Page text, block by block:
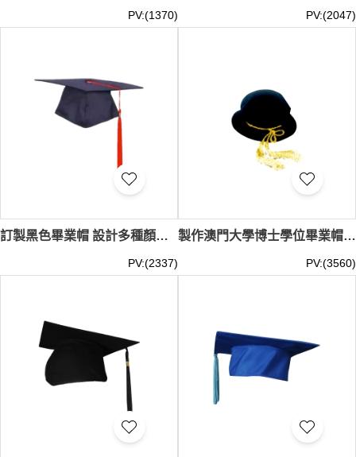
PV:(1370) PV:(2047)
訂製黑色畢業帽 設計多種顏色流蘇 畢業帽製衣廠 十八鄉鄉事委員會公益社小學 GC027
PV:(2337)
製作澳門大學博士學位畢業帽 黑色帽金色流蘇 畢業帽製衣廠 GC026
PV:(3560)